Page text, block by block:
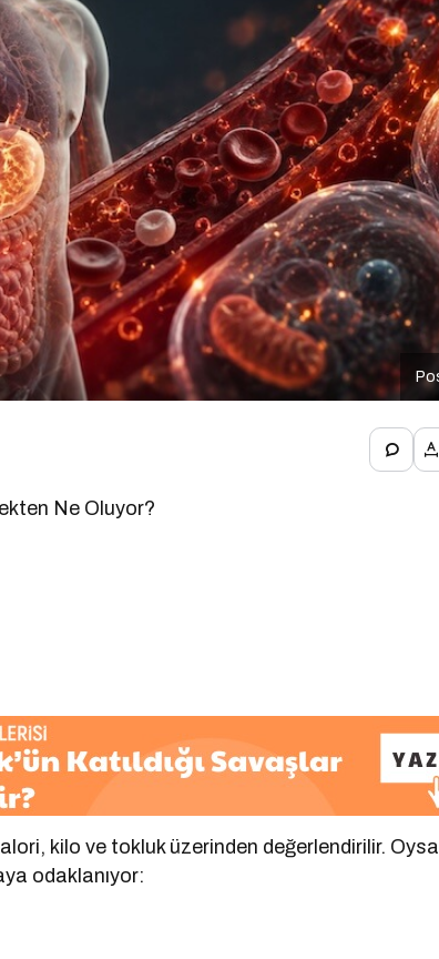
Ne Oluyor?
kilo ve tokluk üzerinden değerlendirilir.
odaklanıyor: